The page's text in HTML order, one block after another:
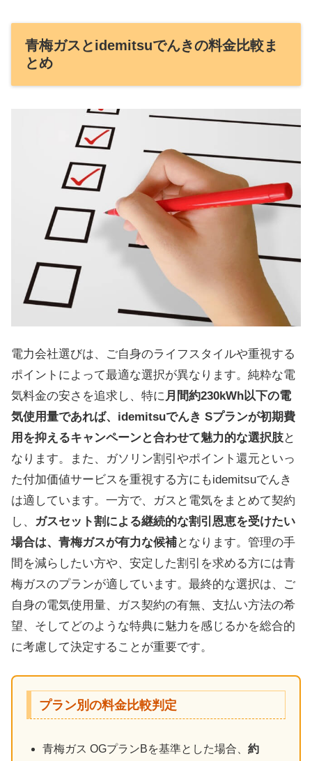
青梅ガスとidemitsuでんきの料金比較ま
とめ
電力会社選びは、ご自身のライフスタイルや重視する
ポイントによって最適な選択が異なります。純粋な電
気料金の安さを追求し、特に 月間約230kWh以下の電
気使用量であれば、idemitsuでんき Sプランが初期費
用を抑えるキャンペーンと合わせて魅力的な選択肢と
なります。また、ガソリン割引やポイント還元といっ
た付加価値サービスを重視する方にもidemitsuでんき
は適しています。一方で、ガスと電気をまとめて契約
し、
ガスセット割による継続的な割引恩恵を受けたい
場合は、青梅ガスが有力な候補となります。管理の手
間を減らしたい方や、安定した割引を求める方には青
梅ガスのプランが適しています。最終的な選択は、ご
自身の電気使用量、ガス契約の有無、支払い方法の希
望、そしてどのような特典に魅力を感じるかを総合的
に考慮して決定することが重要です。
プラン別の料金比較判定
青梅ガス OGプランBを基準とした場合、約